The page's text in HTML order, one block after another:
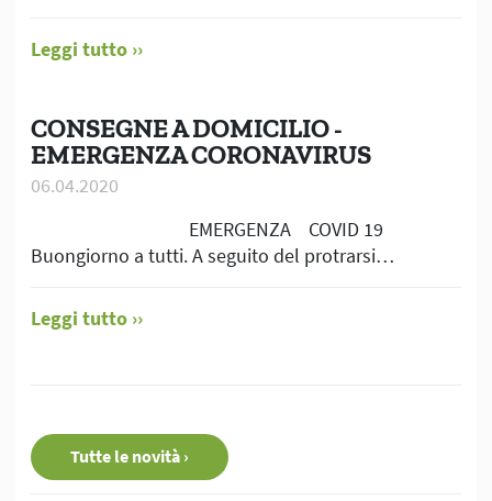
Leggi tutto
CONSEGNE A DOMICILIO -
EMERGENZA CORONAVIRUS
06.04.2020
EMERGENZA COVID 19
Buongiorno a tutti. A seguito del protrarsi…
Leggi tutto
Tutte le novità